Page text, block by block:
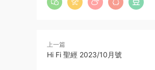
上一篇
Hi Fi 聖經 2023/10月號